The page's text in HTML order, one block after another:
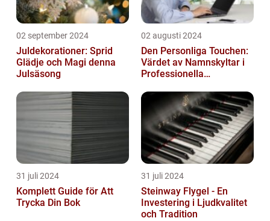
02 september 2024
Juldekorationer: Sprid
Glädje och Magi denna
Julsäsong
02 augusti 2024
Den Personliga Touchen:
Värdet av Namnskyltar i
Professionella
31 juli 2024
Komplett Guide för Att
Trycka Din Bok
31 juli 2024
Steinway Flygel - En
Investering i Ljudkvalitet
och Tradition